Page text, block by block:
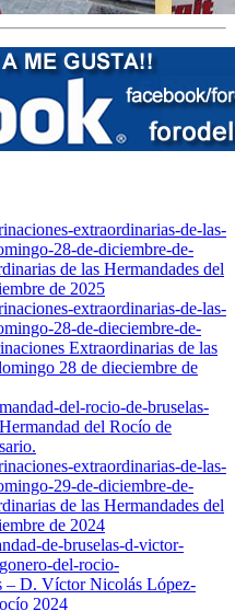
extraordinarias-de-las-
28-de-diciembre-de-
de las Hermandades del
de 2025
extraordinarias-de-las-
28-de-dieciembre-de-
Extraordinarias de las
28 de dieciembre de
del-rocio-de-bruselas-
del Rocío de
extraordinarias-de-las-
29-de-diciembre-de-
de las Hermandades del
de 2024
de-bruselas-d-victor-
del-rocio-
– D. Víctor Nicolás López-
2024